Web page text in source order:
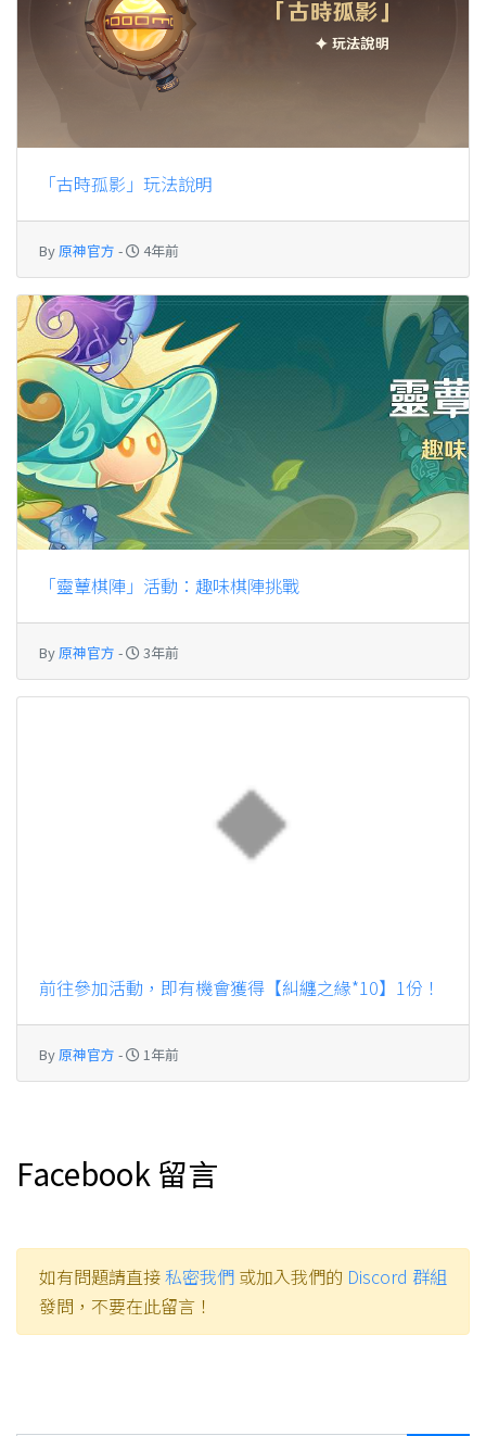
「古時孤影」玩法說明
By原神官方 - 4年前
「靈蕈棋陣」活動：趣味棋陣挑戰
By原神官方 - 3年前
前往參加活動，即有機會獲得【糾纏之緣*10】1份！
By原神官方 - 1年前
Facebook 留言
如有問題請直接私密我們 或加入我們的 Discord 群組
發問，不要在此留言！